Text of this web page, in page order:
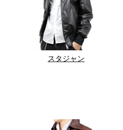
スタジャン